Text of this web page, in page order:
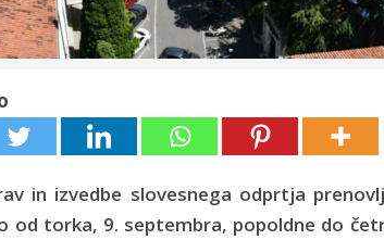
in izvedbe slovesnega odprtja
od torka, 9. septembra, popoldne do